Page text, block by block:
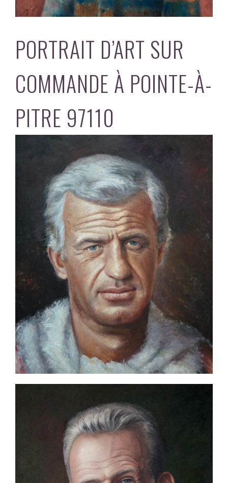
PORTRAIT D’ART SUR
COMMANDE À POINTE-À-
PITRE 97110